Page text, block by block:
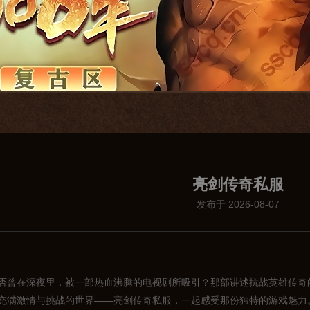
亮剑传奇私服
发布于 2026-08-07
曾在深夜里，被一部热血沸腾的电视剧所吸引？那部讲述抗战英雄传
满激情与挑战的世界——亮剑传奇私服，一起感受那份独特的游戏魅力